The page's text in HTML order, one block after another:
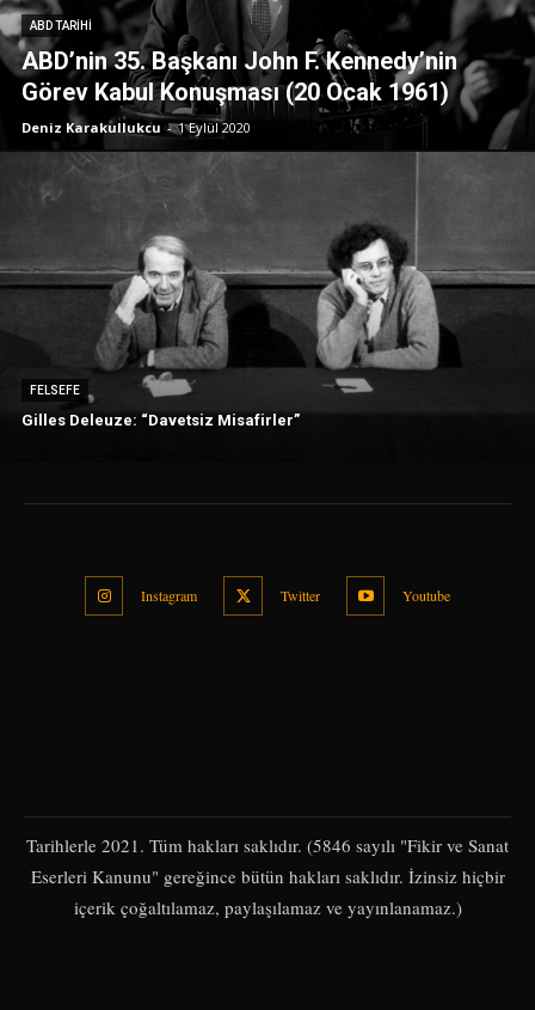
ABD TARIHI
ABD’nin 35. Başkanı John F. Kennedy’nin
Görev Kabul Konuşması (20 Ocak 1961)
Deniz Karakullukcu - 1 Eylül 2020
FELSEFE
Gilles Deleuze: “Davetsiz Misafirler”
Instagram Twitter Youtube
Tarihlerle 2021. Tüm hakları saklıdır. (5846 sayılı "Fikir ve Sanat
Eserleri Kanunu" gereğince bütün hakları saklıdır. İzinsiz hiçbir
içerik çoğaltılamaz, paylaşılamaz ve yayınlanamaz.)